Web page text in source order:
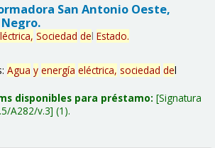
San Antonio Oeste,
Sociedad del Estado.
Agua y energía eléctrica, sociedad del
disponibles para préstamo: Signatura
A282/v.3 (1).